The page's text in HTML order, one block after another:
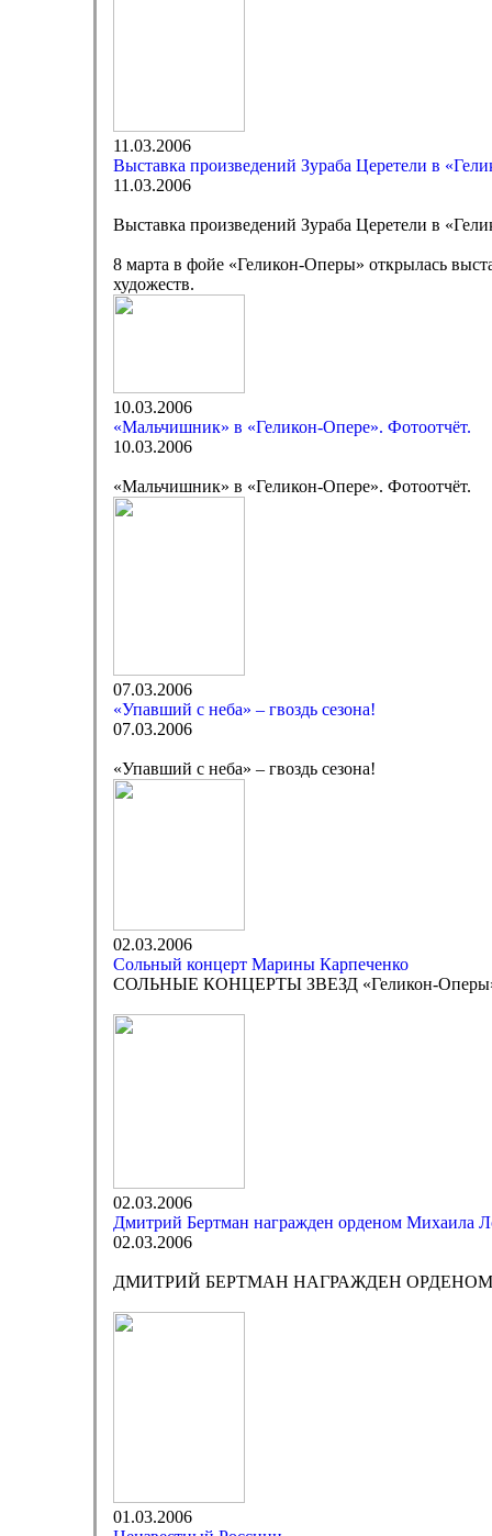
11.03.2006
Выставка произведений Зураба Церетели в
11.03.2006
Выставка произведений Зураба Церетели в
8 марта в фойе «Геликон-Оперы» открылась
художеств.
10.03.2006
«Мальчишник» в «Геликон-Опере». Фотоотчёт.
10.03.2006
«Мальчишник» в «Геликон-Опере». Фотоотчёт.
07.03.2006
«Упавший с неба» – гвоздь сезона!
07.03.2006
«Упавший с неба» – гвоздь сезона!
02.03.2006
Сольный концерт Марины Карпеченко
СОЛЬНЫЕ КОНЦЕРТЫ ЗВЕЗД «Геликон-
02.03.2006
Дмитрий Бертман награжден орденом Михаила
02.03.2006
ДМИТРИЙ БЕРТМАН НАГРАЖДЕН
01.03.2006